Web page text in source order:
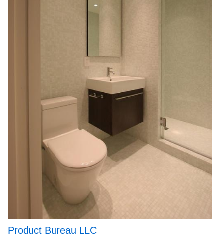
Product Bureau LLC